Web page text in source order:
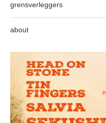
grensverleggers
about